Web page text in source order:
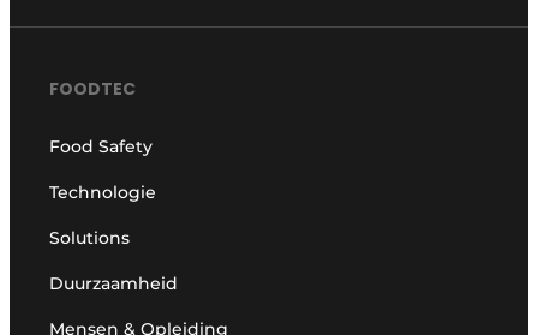
FOODTEC
Food Safety
Technologie
Solutions
Duurzaamheid
Mensen & Opleiding